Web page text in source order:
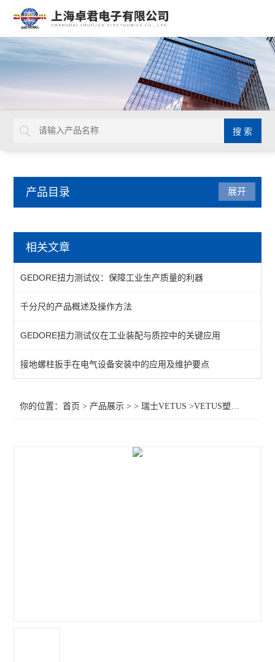
产品目录 展开
相关文章
GEDORE扭力测试仪：保障工业生产质量的利器
千分尺的产品概述及操作方法
GEDORE扭力测试仪在工业装配与质控中的关键应用
接地螺柱扳手在电气设备安装中的应用及维护要点
你的位置：首页 > 产品展示 > >瑞士VETUS >VETUS塑料镊子 导电纤维镊子 706 707 708 709